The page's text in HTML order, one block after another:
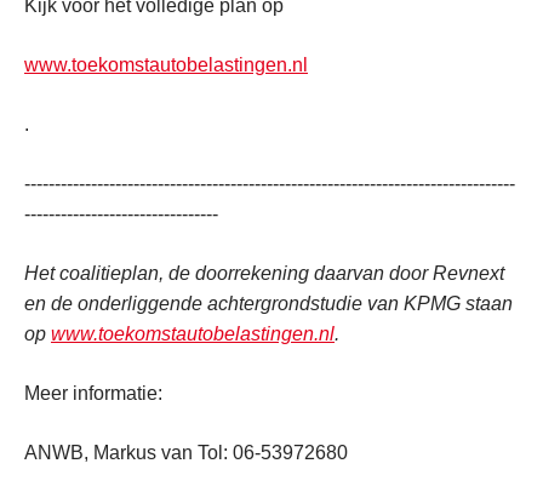
Kijk voor het volledige plan op
www.toekomstautobelastingen.nl
.
---------------------------------------------------------------------------------
--------------------------------
Het coalitieplan, de doorrekening daarvan door Revnext
en de onderliggende achtergrondstudie van KPMG staan
op www.toekomstautobelastingen.nl.
Meer informatie:
ANWB, Markus van Tol: 06-53972680